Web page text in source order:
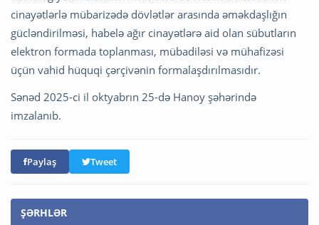
cinayətlərlə mübarizədə dövlətlər arasında əməkdaşlığın
gücləndirilməsi, habelə ağır cinayətlərə aid olan sübutların
elektron formada toplanması, mübadiləsi və mühafizəsi
üçün vahid hüquqi çərçivənin formalaşdırılmasıdır.
Sənəd 2025-ci il oktyabrın 25-də Hanoy şəhərində
imzalanıb.
Paylaş Tweet
ŞƏRHLƏR